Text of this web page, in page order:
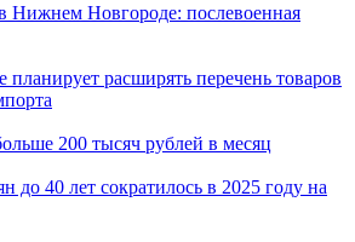
Нижнем Новгороде: послевоенная
расширять перечень товаров
200 тысяч рублей в месяц
до 40 лет сократилось в 2025 году на